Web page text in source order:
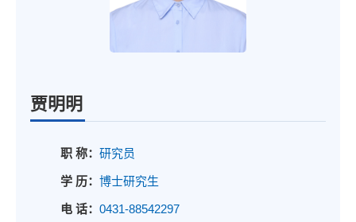
贾明明
职 称： 研究员
学 历： 博士研究生
电 话： 0431-88542297